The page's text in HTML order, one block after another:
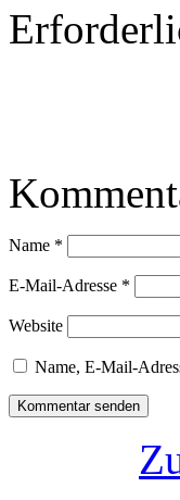
Name *
E-Mail-Adresse *
Website
Name, E-Mail-